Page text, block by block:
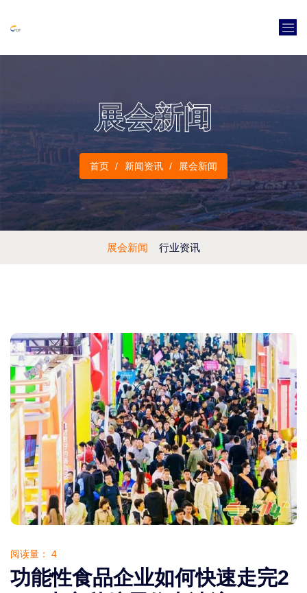
展会新闻
首页 新闻资讯 展会新闻
展会新闻 行业资讯
阅读量： 4
功能性食品企业如何快速走完2